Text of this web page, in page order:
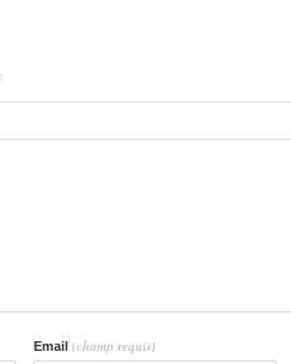
Email (champ requis)